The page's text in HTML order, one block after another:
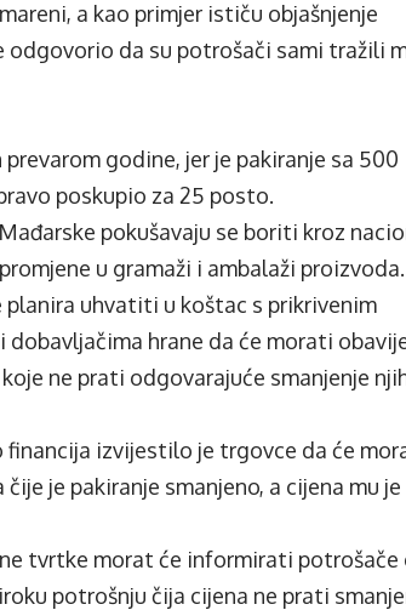
a kao primjer ističu objašnjenje
odgovorio da su potrošači sami tražili
godine, jer je pakiranje sa 500
poskupio za 25 posto.
pokušavaju se boriti kroz
u gramaži i ambalaži proizvoda.
uhvatiti u koštac s prikrivenim
dobavljačima hrane da će morati
ne prati odgovarajuće smanjenje
izvijestilo je trgovce da će
je pakiranje smanjeno, a cijena mu
tvrtke morat će informirati potrošače
potrošnju čija cijena ne prati